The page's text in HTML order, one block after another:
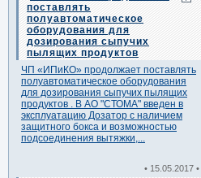
поставлять
полуавтоматическое
оборудования для
дозирования сыпучих
пылящих продуктов
ЧП «ИПиКО» продолжает поставлять
полуавтоматическое оборудования
для дозирования сыпучих пылящих
продуктов . В АО "СТОМА" введен в
эксплуатацию Дозатор с наличием
защитного бокса и возможностью
подсоединения вытяжки,...
• 15.05.2017 •